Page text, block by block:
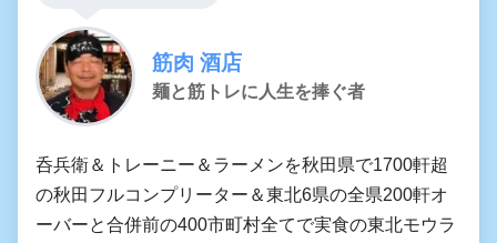
筋肉 酒店
麺と筋トレに人生を捧ぐ者
呑兵衛＆トレーニー＆ラーメンを秋田県で1700軒超
の秋田フルコンプリーター＆東北6県の全県200軒オ
ーバーと合併前の400市町村全てで実食の東北モウラ